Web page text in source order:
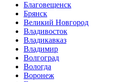
Благовещенск
Брянск
Великий Новгород
Владивосток
Владикавказ
Владимир
Волгоград
Вологда
Воронеж